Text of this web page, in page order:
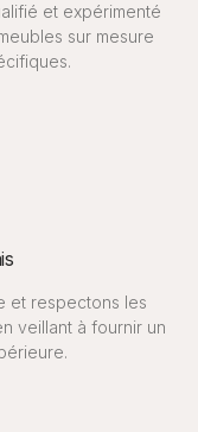
et expérimenté
sur mesure
et respectons les
veillant à fournir un